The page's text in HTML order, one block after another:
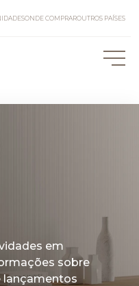
ONDE COMPRAROUTROS PAÍSES
em
sobre
lançamentos